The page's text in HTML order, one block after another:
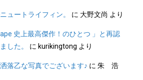
ュートライフィン。 に 大野文尚 より
史上最高傑作！のひとつ 」と再認
した。
に kurikingtong より
落乙な写真でございます♪ に 朱 浩